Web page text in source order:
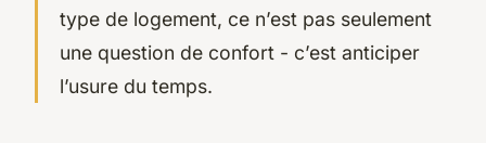
type de logement, ce n’est pas seulement
une question de confort - c’est anticiper
l’usure du temps.